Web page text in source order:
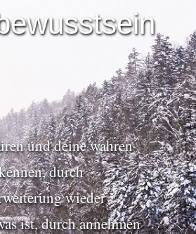
und deine wahren
durch
wieder
ist, durch annehmen